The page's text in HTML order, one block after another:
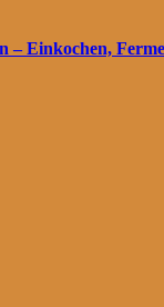
Einkochen,